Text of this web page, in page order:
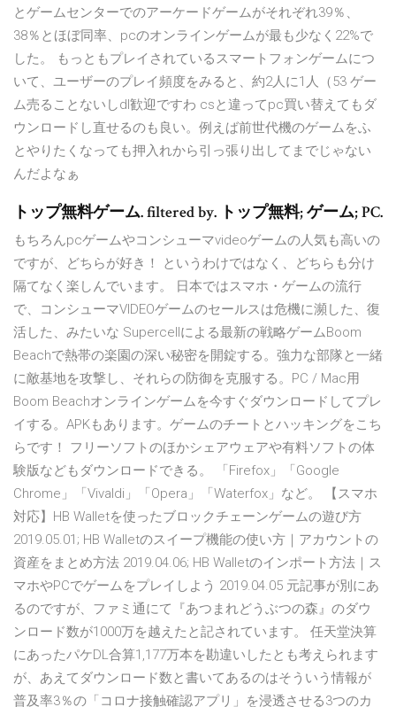
とゲームセンターでのアーケードゲームがそれぞれ39％、
38％とほぼ同率、pcのオンラインゲームが最も少なく22%で
した。 もっともプレイされているスマートフォンゲームにつ
いて、ユーザーのプレイ頻度をみると、約2人に1人（53 ゲー
ム売ることないしdl歓迎ですわ csと違ってpc買い替えてもダ
ウンロードし直せるのも良い。例えば前世代機のゲームをふ
とやりたくなっても押入れから引っ張り出してまでじゃない
んだよなぁ
トップ無料ゲーム. filtered by. トップ無料; ゲーム; PC.
もちろんpcゲームやコンシューマvideoゲームの人気も高いの
ですが、どちらが好き！ というわけではなく、どちらも分け
隔てなく楽しんでいます。 日本ではスマホ・ゲームの流行
で、コンシューマVIDEOゲームのセールスは危機に瀕した、復
活した、みたいな Supercellによる最新の戦略ゲームBoom
Beachで熱帯の楽園の深い秘密を開錠する。強力な部隊と一緒
に敵基地を攻撃し、それらの防御を克服する。PC / Mac用
Boom Beachオンラインゲームを今すぐダウンロードしてプレ
イする。APKもあります。ゲームのチートとハッキングをこち
らです！ フリーソフトのほかシェアウェアや有料ソフトの体
験版などもダウンロードできる。 「Firefox」「Google
Chrome」「Vivaldi」「Opera」「Waterfox」など。 【スマホ
対応】HB Walletを使ったブロックチェーンゲームの遊び方
2019.05.01; HB Walletのスイープ機能の使い方｜アカウントの
資産をまとめ方法 2019.04.06; HB Walletのインポート方法｜ス
マホやPCでゲームをプレイしよう 2019.04.05 元記事が別にあ
るのですが、ファミ通にて『あつまれどうぶつの森』のダウ
ンロード数が1000万を越えたと記されています。 任天堂決算
にあったパケDL合算1,177万本を勘違いしたとも考えられます
が、あえてダウンロード数と書いてあるのはそういう情報が
普及率3％の「コロナ接触確認アプリ」を浸透させる3つのカ